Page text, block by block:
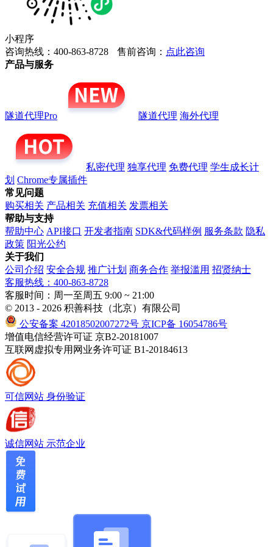
小程序
咨询热线：400-863-8728
售前咨询： 点此咨询
产品与服务
隧道代理Pro 隧道代理 海外代理
私密代理 独享代理 免费代理 学生成长计
划 Chrome专属插件
常见问题
购买相关 产品相关 充值相关 发票相关
帮助与支持
帮助中心 API接口 开发者指南 SDK&代码样例 服务条款 隐私
政策 阳光公约
关于我们
公司介绍 安全合规 推广计划 商务合作 举报滥用 招贤纳士
客服热线：400-863-8728
客服时间：周一至周五 9:00 ~ 21:00
© 2013 - 2026 积善科技（北京）有限公司
公安备案 42018502007272号 京ICP备 16054786号
增值电信经营许可证 京B2-20181007
互联网虚拟专用网业务许可证 B1-20184613
可信网站 身份验证
诚信网站 示范企业